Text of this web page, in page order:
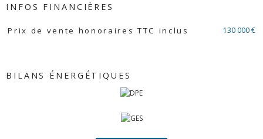
INFOS FINANCIÈRES
Caractéristiques Valeurs
Prix de vente honoraires TTC inclus 130 000 €
BILANS ÉNERGÉTIQUES